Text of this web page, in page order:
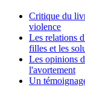
Critique du
violence
Les relations
filles et les
Les opinions
l'avortement
Un